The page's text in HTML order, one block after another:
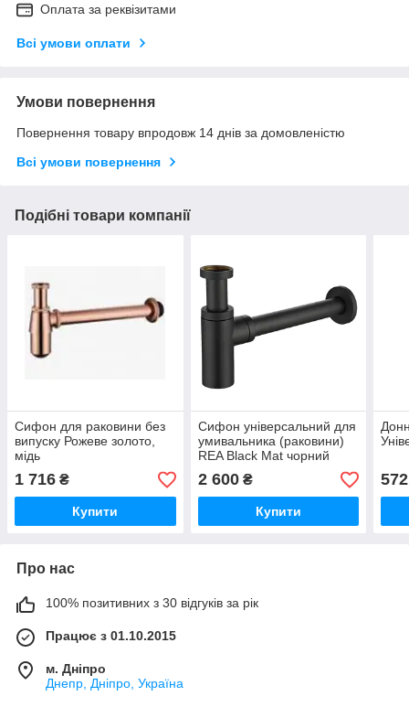
Оплата за реквізитами
Всі умови оплати
Умови повернення
Повернення товару впродовж 14 днів за домовленістю
Всі умови повернення
Подібні товари компанії
Сифон для раковини без
випуску Рожеве золото,
мідь
1 716 ₴
Купити
Сифон універсальний для
умивальника (раковини)
REA Black Mat чорний
2 600₴
Купити
572
Про нас
100% позитивних з 30 відгуків за рік
Працює з 01.10.2015
м. Дніпро
Днепр, Дніпро, Україна